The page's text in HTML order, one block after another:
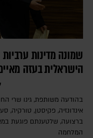
שמונה מדינות
הישראלית בעזה
בהודעה משותפת, גינו שרי
אינדונזיה, פקיסטן, טורקיה,
ברצועה, שלטענתם פוגעת
המלחמה